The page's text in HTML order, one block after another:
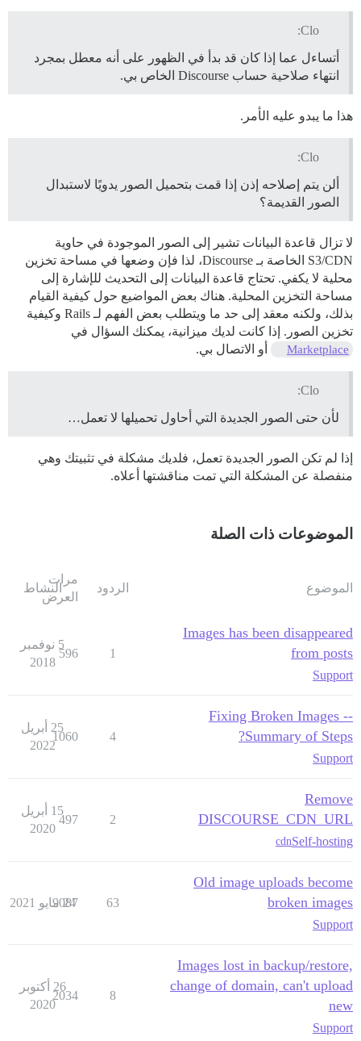
Clo:
أتساءل عما إذا كان قد بدأ في الظهور على أنه معطل بمجرد
انتهاء صلاحية حساب Discourse الخاص بي.
هذا ما يبدو عليه الأمر.
Clo:
ألن يتم إصلاحه إذن إذا قمت بتحميل الصور يدويًا لاستبدال
الصور القديمة؟
لا تزال قاعدة البيانات تشير إلى الصور الموجودة في حاوية
S3/CDN الخاصة بـ Discourse، لذا فإن وضعها في مساحة تخزين
محلية لا يكفي. تحتاج قاعدة البيانات إلى التحديث للإشارة إلى
مساحة التخزين المحلية. هناك بعض المواضيع حول كيفية القيام
بذلك، ولكنه معقد إلى حد ما ويتطلب بعض الفهم لـ Rails وكيفية
تخزين الصور. إذا كانت لديك ميزانية، يمكنك السؤال في
Marketplace أو الاتصال بي.
Clo:
لأن حتى الصور الجديدة التي أحاول تحميلها لا تعمل…
إذا لم تكن الصور الجديدة تعمل، فلديك مشكلة في تثبيتك وهي
منفصلة عن المشكلة التي تمت مناقشتها أعلاه.
الموضوعات ذات الصلة
الموضوع الردود
مرات
العرض
النشاط
Images has been disappeared
from posts
Support
1
596
5 نوفمبر
2018
Fixing Broken Images --
Summary of Steps?
Support
4
1060
25 أبريل
2022
Remove
DISCOURSE_CDN_URL
Self-hosting
cdn
2
497
15 أبريل
2020
Old image uploads become
broken images
Support
63
9087
24 مايو 2021
Images lost in backup/restore,
change of domain, can't upload
new
Support
8
2034
26 أكتوبر
2020